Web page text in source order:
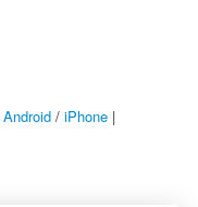
Android / iPhone |